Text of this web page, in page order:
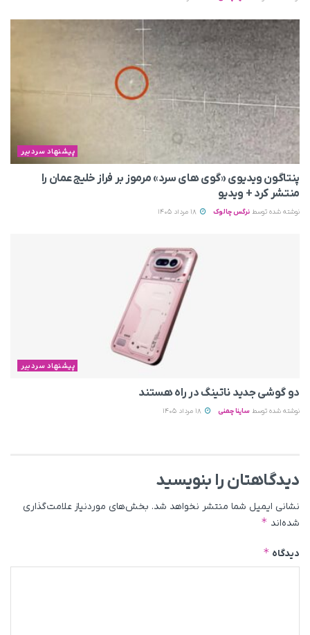
پیشنهاد سردبیر
پنتاگون ویدیوی «گوی های سرد» مرموز بر فراز خلیج عمان را
منتشر کرد + ویدیو
نوشته شده توسط نرگس چالوک
پیشنهاد سردبیر
دو گوشی جدید ناتینگ در راه هستند
نوشته شده توسط ساینا چمنی
دیدگاهتان را بنویسید
نشانی ایمیل شما منتشر نخواهد شد. بخش‌های موردنیاز علامت‌گذاری
شده‌اند *
دیدگاه *